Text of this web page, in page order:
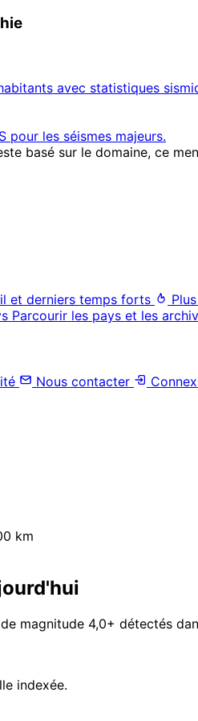
avec statistiques
pour les séismes majeurs.
basé sur le domaine, ce
et derniers temps forts
Parcourir les pays et les
Nous contacter
km
magnitude 4,0+ détectés
indexée.